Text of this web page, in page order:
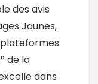
des avis
Jaunes,
plateformes
de la
dans